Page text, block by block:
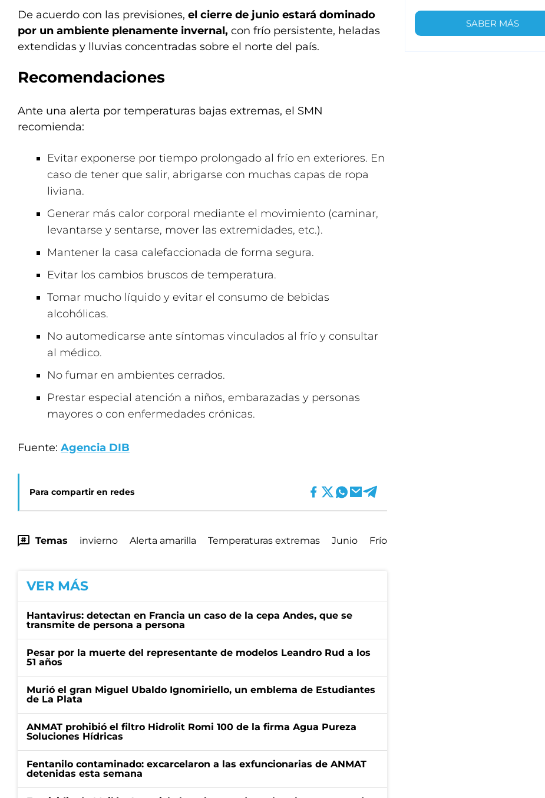
De acuerdo con las previsiones, el cierre de junio estará dominado
por un ambiente plenamente invernal, con frío persistente, heladas
extendidas y lluvias concentradas sobre el norte del país.
Recomendaciones
Ante una alerta por temperaturas bajas extremas, el SMN
recomienda:
Evitar exponerse por tiempo prolongado al frío en exteriores. En
caso de tener que salir, abrigarse con muchas capas de ropa
liviana.
Generar más calor corporal mediante el movimiento (caminar,
levantarse y sentarse, mover las extremidades, etc.).
Mantener la casa calefaccionada de forma segura.
Evitar los cambios bruscos de temperatura.
Tomar mucho líquido y evitar el consumo de bebidas
alcohólicas.
No automedicarse ante síntomas vinculados al frío y consultar
al médico.
No fumar en ambientes cerrados.
Prestar especial atención a niños, embarazadas y personas
mayores o con enfermedades crónicas.
Fuente: Agencia DIB
Para compartir en redes
Temas invierno Alerta amarilla Temperaturas extremas Junio Frío
VER MÁS
Hantavirus: detectan en Francia un caso de la cepa Andes, que se
transmite de persona a persona
Pesar por la muerte del representante de modelos Leandro Rud a los
51 años
Murió el gran Miguel Ubaldo Ignomiriello, un emblema de Estudiantes
de La Plata
ANMAT prohibió el filtro Hidrolit Romi 100 de la firma Agua Pureza
Soluciones Hídricas
Fentanilo contaminado: excarcelaron a las exfuncionarias de ANMAT
detenidas esta semana
SABER MÁS